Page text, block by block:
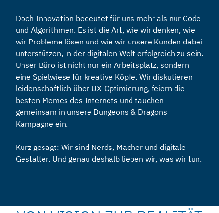
Doch Innovation bedeutet für uns mehr als nur Code
und Algorithmen. Es ist die Art, wie wir denken, wie
wir Probleme lösen und wie wir unsere Kunden dabei
unterstützen, in der digitalen Welt erfolgreich zu sein.
Unser Büro ist nicht nur ein Arbeitsplatz, sondern
eine Spielwiese für kreative Köpfe. Wir diskutieren
leidenschaftlich über UX-Optimierung, feiern die
besten Memes des Internets und tauchen
gemeinsam in unsere Dungeons & Dragons
Kampagne ein.
Kurz gesagt: Wir sind Nerds, Macher und digitale
Gestalter. Und genau deshalb lieben wir, was wir tun.